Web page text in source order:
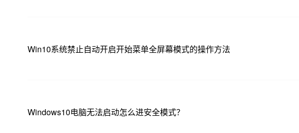
Win10系统禁止自动开启开始菜单全屏幕模式的操作方法
Windows10电脑无法启动怎么进安全模式？